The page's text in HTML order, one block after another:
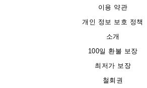
이용 약관
개인 정보 보호 정책
소개
100일 환불 보장
최저가 보장
철회권